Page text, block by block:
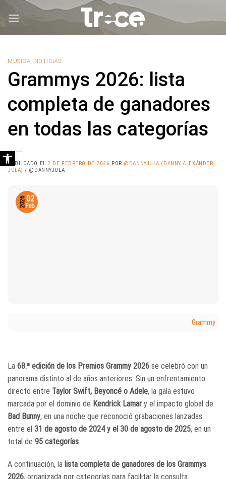
MÚSICA, NOTICIAS
Grammys 2026: lista
completa de ganadores
en todas las categorías
PUBLICADO EL 2 DE FEBRERO DE 2026 POR @DANNYJULA (DANNY ALEXÁNDER
JULA) / @DANNYJULA
Grammy
02
Feb
2026
La 68.ª edición de los Premios Grammy 2026 se celebró con un
panorama distinto al de años anteriores. Sin un enfrentamiento
directo entre Taylor Swift, Beyoncé o Adele, la gala estuvo
marcada por el dominio de Kendrick Lamar y el impacto global de
Bad Bunny, en una noche que reconoció grabaciones lanzadas
entre el 31 de agosto de 2024 y el 30 de agosto de 2025, en un
total de 95 categorías.
A continuación, la lista completa de ganadores de los Grammys
2026, organizada por categorías para facilitar la consulta.
Abrir barra de herramientas